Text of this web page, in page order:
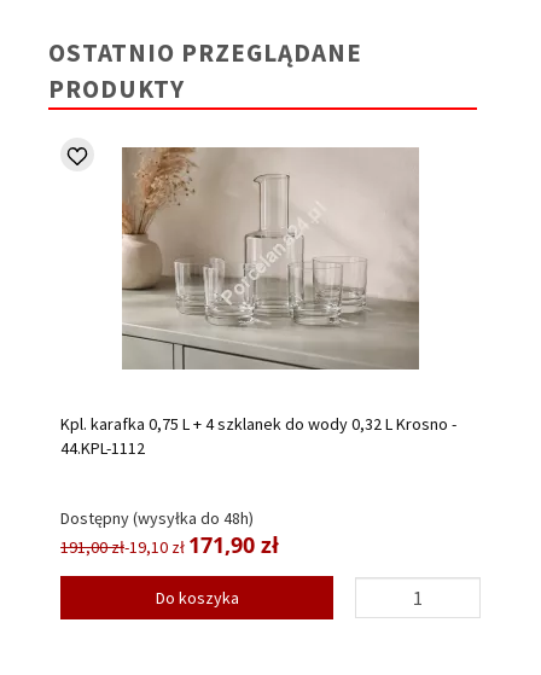
OSTATNIO PRZEGLĄDANE
PRODUKTY
Kpl. karafka 0,75 L + 4 szklanek do wody 0,32 L Krosno -
44.KPL-1112
Dostępny (wysyłka do 48h)
191,00 zł-19,10 zł 171,90 zł
Do koszyka